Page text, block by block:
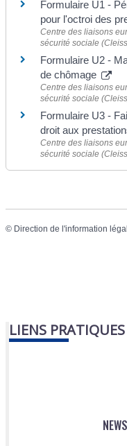
Formulaire U1 -
pour l'octroi des
Centre des liaisons
sécurité sociale
Formulaire U2 -
de chômage
Centre des liaisons
sécurité sociale
Formulaire U3 -
droit aux
Centre des liaisons
sécurité sociale
© Direction de l'information
LIENS PRATIQUES